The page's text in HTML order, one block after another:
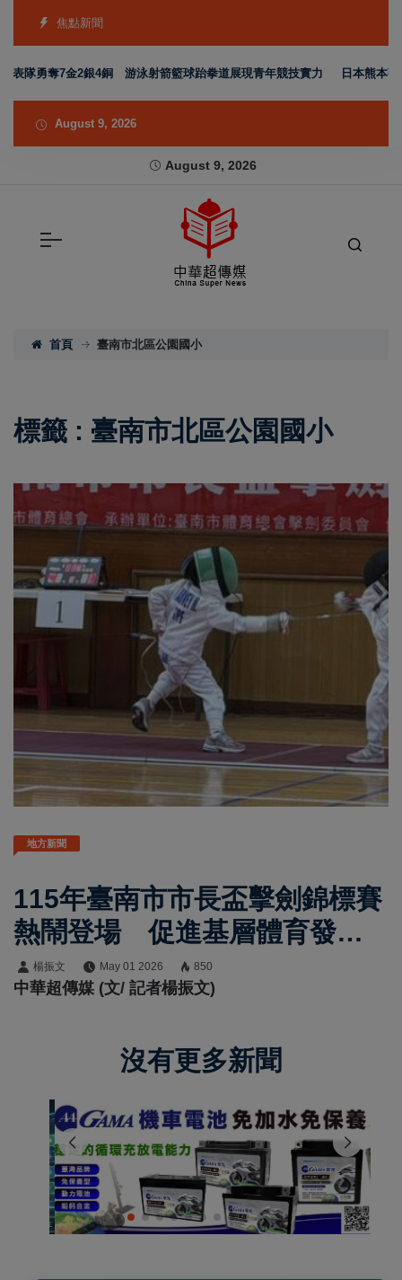
焦點新聞
隊勇奪7金2銀4銅 游泳射箭籃球跆拳道展現青年競技實力 日本熊本強
August 9, 2026
August 9, 2026
首頁 臺南市北區公園國小
標籤 : 臺南市北區公園國小
地方新聞
115年臺南市市長盃擊劍錦標賽
熱鬧登場 促進基層體育發展
向下扎根培育選手
楊振文 May 01 2026 850
中華超傳媒 (文/ 記者楊振文)
沒有更多新聞